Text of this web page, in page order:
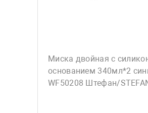
Миска двойная с
основанием 340мл*2
WF50208 Штефан/